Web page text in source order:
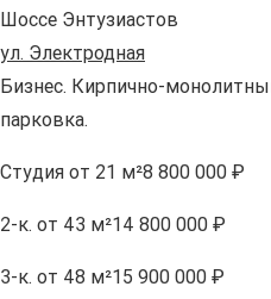
Шоссе Энтузиастов
ул. Электродная
Бизнес. Кирпично-
парковка.
Студия от 21 м²8 800 000 ₽
2-к. от 43 м²14 800 000 ₽
3-к. от 48 м²15 900 000 ₽